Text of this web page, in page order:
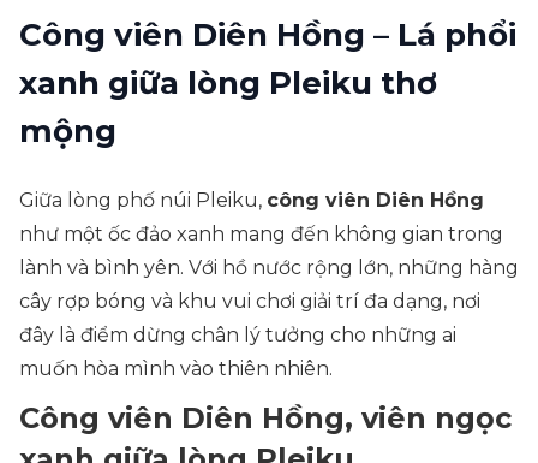
Công viên Diên Hồng – Lá phổi
xanh giữa lòng Pleiku thơ
mộng
Giữa lòng phố núi Pleiku, công viên Diên Hồng
như một ốc đảo xanh mang đến không gian trong
lành và bình yên. Với hồ nước rộng lớn, những hàng
cây rợp bóng và khu vui chơi giải trí đa dạng, nơi
đây là điểm dừng chân lý tưởng cho những ai
muốn hòa mình vào thiên nhiên.
Công viên Diên Hồng, viên ngọc